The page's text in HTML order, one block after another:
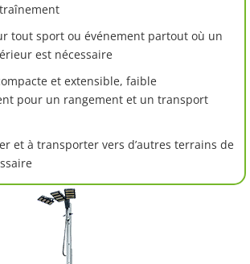
tout sport ou événement partout où un
est nécessaire
et extensible, faible
pour un rangement et un transport
et à transporter vers d’autres terrains de